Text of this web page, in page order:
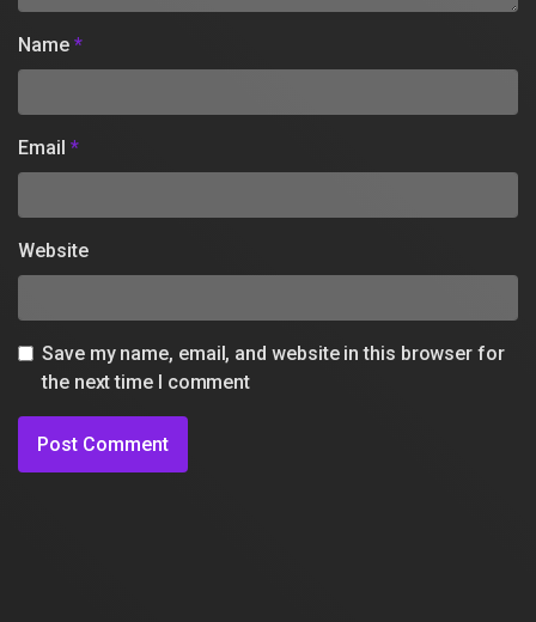
Name *
Email *
Website
Save my name, email, and website in this browser for
the next time I comment